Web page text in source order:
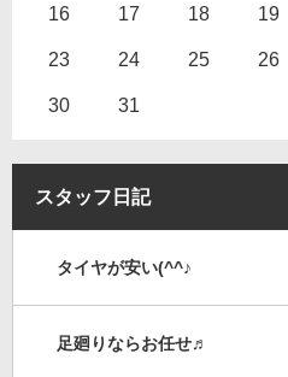
16 17 18 19
23 24 25 26
30 31
スタッフ日記
タイヤが安い(^^♪
足廻りならお任せ♬